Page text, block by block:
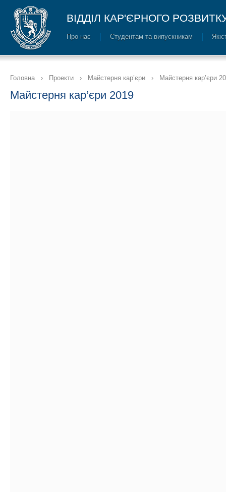
ВІДДІЛ КАР'ЄРНОГО
Про нас Cтудентам та випускникам
Головна › Проекти › Майстерня кар’єри › Майстерня кар’єри
Майстерня кар’єри 2019